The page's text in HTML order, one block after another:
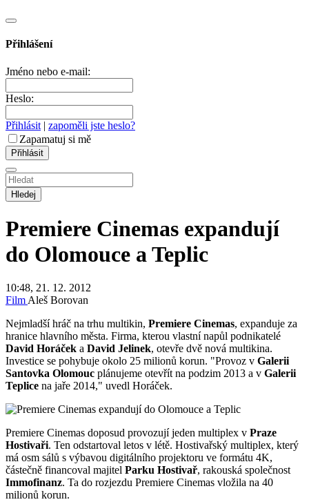
Přihlášení
Jméno nebo e-mail:
Heslo:
Přihlásit | zapoměli jste heslo?
Zapamatuj si mě
Hledej
Premiere Cinemas expandují
do Olomouce a Teplic
10:48, 21. 12. 2012
FilmAleš Borovan
Nejmladší hráč na trhu multikin, Premiere Cinemas, expanduje za
hranice hlavního města. Firma, kterou vlastní napůl podnikatelé
David Horáček a David Jelinek, otevře dvě nová multikina.
Investice se pohybuje okolo 25 milionů korun. "Provoz v Galerii
Santovka Olomouc plánujeme otevřít na podzim 2013 a v Galerii
Teplice na jaře 2014," uvedl Horáček.
Premiere Cinemas doposud provozují jeden multiplex v Praze
Hostivaři. Ten odstartoval letos v létě. Hostivařský multiplex, který
má osm sálů s výbavou digitálního projektoru ve formátu 4K,
částečně financoval majitel Parku Hostivař, rakouská společnost
Immofinanz. Ta do rozjezdu Premiere Cinemas vložila na 40
milionů korun.